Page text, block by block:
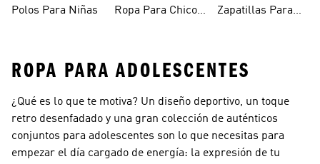
Polos Para Niñas
Niñas
Ropa Para Chicos
Zapatillas Para
ROPA PARA ADOLESCENTES
¿Qué es lo que te motiva? Un diseño deportivo, un toque
retro desenfadado y una gran colección de auténticos
conjuntos para adolescentes son lo que necesitas para
empezar el día cargado de energía: la expresión de tu